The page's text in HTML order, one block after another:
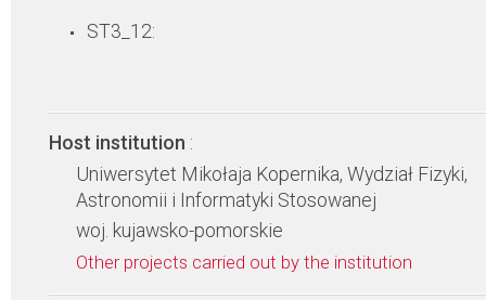
ST3_12:
Host institution :
Uniwersytet Mikołaja Kopernika, Wydział Fizyki,
Astronomii i Informatyki Stosowanej
woj. kujawsko-pomorskie
Other projects carried out by the institution